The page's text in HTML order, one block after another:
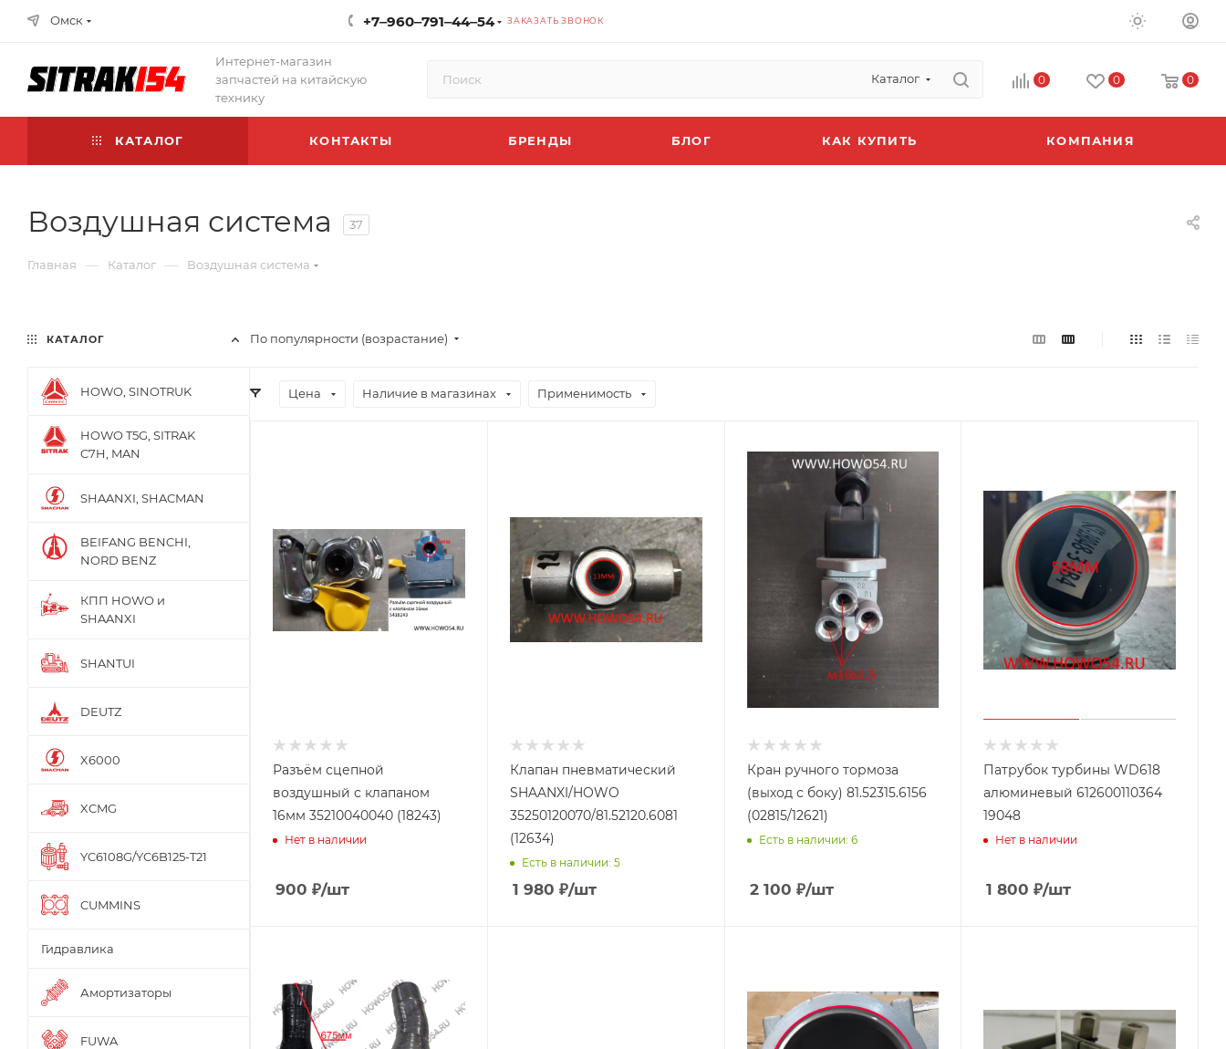
Омск +7‒960‒791‒44‒54 ЗАКАЗАТЬ ЗВОНОК
Интернет-магазин
запчастей на китайскую
технику
Каталог 0 0 0
КАТАЛОГ КОНТАКТЫ БРЕНДЫ БЛОГ КАК КУПИТЬ КОМПАНИЯ
Воздушная система 37
Главная — Каталог — Воздушная система
По популярности (возрастание)
Цена Наличие в магазинах Применимость
Разъём сцепной
воздушный с клапаном
16мм 35210040040 (18243)
Нет в наличии
900 ₽/шт
Клапан пневматический
SHAANXI/HOWO
35250120070/81.52120.6081
(12634)
Есть в наличии: 5
1 980 ₽/шт
Кран ручного тормоза
(выход с боку) 81.52315.6156
(02815/12621)
Есть в наличии: 6
2 100 ₽/шт
Патрубок турбины WD618
алюминевый 612600110364
19048
Нет в наличии
1 800 ₽/шт
КАТАЛОГ
HOWO, SINOTRUK
HOWO T5G, SITRAK
C7H, MAN
SHAANXI, SHACMAN
BEIFANG BENCHI,
NORD BENZ
КПП HOWO и
SHAANXI
SHANTUI
DEUTZ
X6000
XCMG
YC6108G/YC6B125-T21
CUMMINS
Гидравлика
Амортизаторы
FUWA